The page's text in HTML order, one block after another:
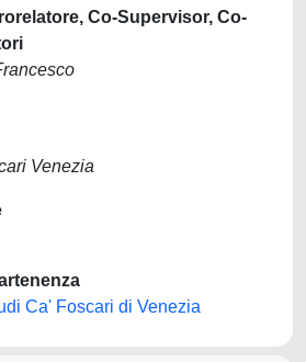
Co-Supervisor, Co-
Venezia
Ca' Foscari di Venezia